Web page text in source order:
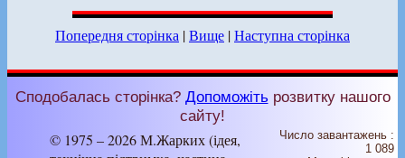
Попередня сторінка |Вище |Наступна сторінка
Сподобалась сторінка? Допоможіть розвитку нашого
сайту!
© 1975 – 2026 М.Жарких (ідея,
Число завантажень :
1 089